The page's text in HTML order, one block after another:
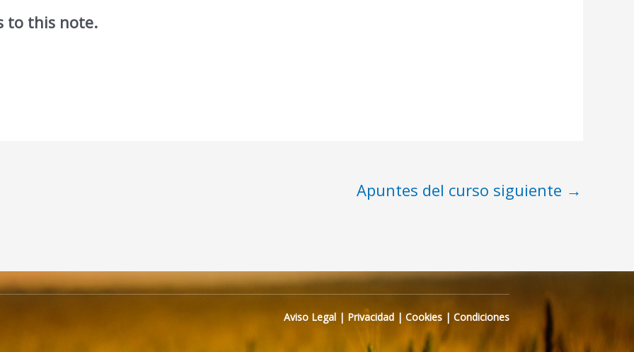
to this note.
Apuntes del curso siguiente →
Aviso Legal | Privacidad |Cookies | Condiciones